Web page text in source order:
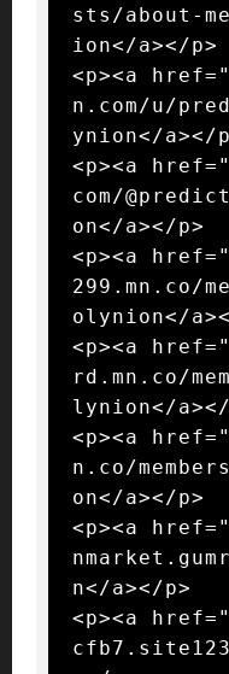
sts/about-
ion</a></p>
<p><a
n.com/u/
ynion</a></
<p><a
com/
on</a></p>
<p><a
299.mn.co/
olynion</
<p><a
rd.mn.co/
lynion</a></
<p><a
n.co/
on</a></p>
<p><a
n</a></p>
<p><a